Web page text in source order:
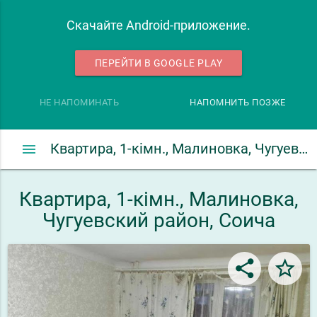
Скачайте Android-приложение.
ПЕРЕЙТИ В GOOGLE PLAY
НЕ НАПОМИНАТЬ НАПОМНИТЬ ПОЗЖЕ
Квартира, 1-кімн., Малиновка, Чугуевский район, Соича
menu
Квартира, 1-кімн., Малиновка,
Чугуевский район, Соича
share star_border